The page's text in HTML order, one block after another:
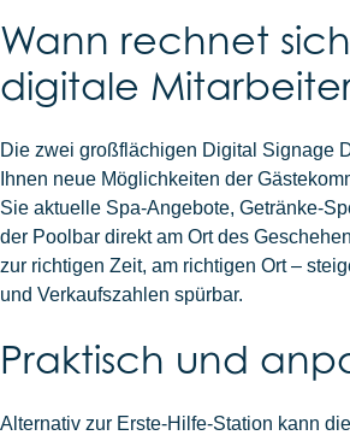
Wann rechnet
digitale
Die zwei großflächigen Digital Signage
Ihnen neue Möglichkeiten der
Sie aktuelle Spa-Angebote, Getränke-
der Poolbar direkt am Ort des
zur richtigen Zeit, am richtigen Ort –
und Verkaufszahlen spürbar.
Praktisch und
Alternativ zur Erste-Hilfe-Station kann